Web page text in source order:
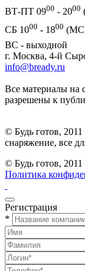
ВТ-ПТ 0900 - 2000
СБ 1000 - 1800
ВС - выходной
г. Москва, 4-й
info@bready.ru
Все материалы на
разрешены к
© Будь готов,
снаряжение, все
© Будь готов,
Политика
Регистрация
*